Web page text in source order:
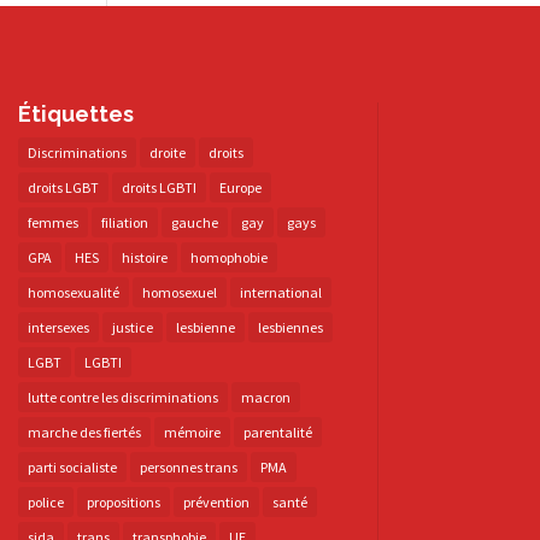
Étiquettes
Discriminations droite
droits
droits LGBT
droits LGBTI
Europe
femmes
filiation gauche gay
gays
GPA
HES histoire
homophobie
homosexualité
homosexuel
international
intersexes
justice lesbienne
lesbiennes
LGBT
LGBTI
lutte contre les discriminations
macron
marche des fiertés
mémoire
parentalité
parti socialiste
personnes trans
PMA
police
propositions prévention
santé